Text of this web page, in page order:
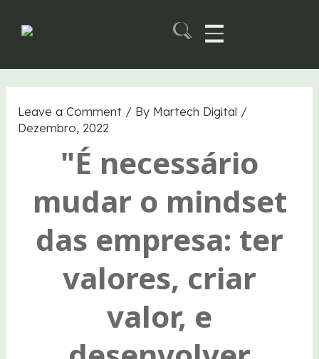
Leave a Comment / By Martech Digital /
Dezembro, 2022
"É necessário
mudar o mindset
das empresa: ter
valores, criar
valor, e